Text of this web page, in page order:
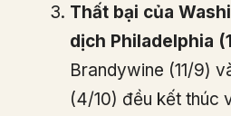
Thất bại của
dịch Philadelphia
Brandywine (11/9)
(4/10) đều kết thúc